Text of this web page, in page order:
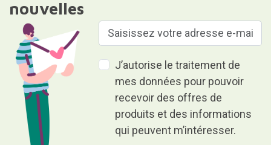
nouvelles
J’autorise le traitement de
mes données pour pouvoir
recevoir des offres de
produits et des informations
qui peuvent m’intéresser.